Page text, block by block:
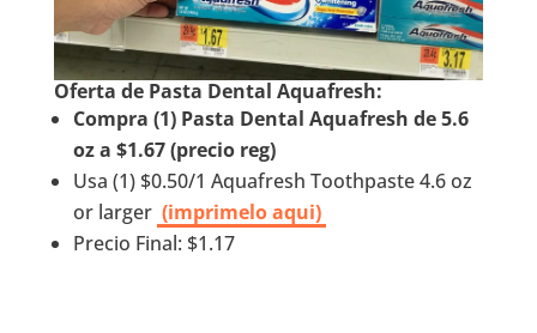
Oferta de Pasta Dental Aquafresh:
Compra (1) Pasta Dental Aquafresh de 5.6
oz a $1.67 (precio reg)
Usa (1) $0.50/1 Aquafresh Toothpaste 4.6 oz
or larger (imprimelo aqui)
Precio Final: $1.17